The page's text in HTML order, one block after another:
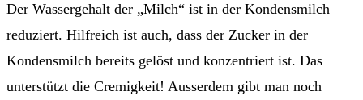
Der Wassergehalt der „Milch“ ist in der Kondensmilch
reduziert. Hilfreich ist auch, dass der Zucker in der
Kondensmilch bereits gelöst und konzentriert ist. Das
unterstützt die Cremigkeit! Ausserdem gibt man noch